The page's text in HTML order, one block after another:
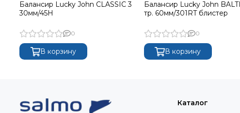
Балансир Lucky John CLASSIC 3
30мм/45H
0
В корзину
Балансир Lucky John
тр. 60мм/301RT блистер
0
В корзину
Каталог